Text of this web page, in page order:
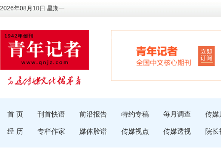
2026年08月10日 星期一
首 页 刊首快语 前沿报告 特约专稿 每月调查 传媒
经 历 专栏作家 媒体脸谱 传媒视点 传媒透视 院长